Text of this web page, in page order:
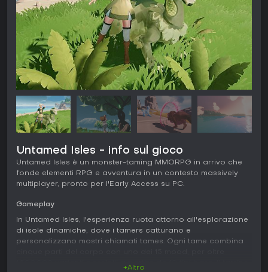
Untamed Isles - info sul gioco
Untamed Isles è un monster-taming MMORPG in arrivo che
fonde elementi RPG e avventura in un contesto massively
multiplayer, pronto per l'Early Access su PC.
Gameplay
In Untamed Isles, l'esperienza ruota attorno all'esplorazione
di isole dinamiche, dove i tamers catturano e
personalizzano mostri chiamati tames. Ogni tame combina
+Altro